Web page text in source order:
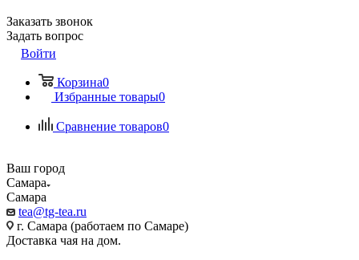
Заказать звонок
Задать вопрос
Войти
Корзина0
Избранные товары0
Сравнение товаров0
Ваш город
Самара
Самара
tea@tg-tea.ru
г. Самара (работаем по Самаре)
Доставка чая на дом.